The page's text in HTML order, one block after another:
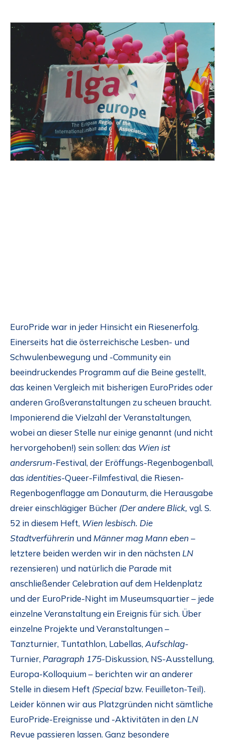
EuroPride war in jeder Hinsicht ein Riesenerfolg.
Einerseits hat die österreichische Lesben- und
Schwulenbewegung und -Community ein
beeindruckendes Programm auf die Beine gestellt,
das keinen Vergleich mit bisherigen EuroPrides oder
anderen Großveranstaltungen zu scheuen braucht.
Imponierend die Vielzahl der Veranstaltungen,
wobei an dieser Stelle nur einige genannt (und nicht
hervorgehoben!) sein sollen: das Wien ist
andersrum-Festival, der Eröffungs-Regenbogenball,
das identities-Queer-Filmfestival, die Riesen-
Regenbogenflagge am Donauturm, die Herausgabe
dreier einschlägiger Bücher (Der andere Blick, vgl. S.
52 in diesem Heft, Wien lesbisch. Die
Stadtverführerin und Männer mag Mann eben –
letztere beiden werden wir in den nächsten LN
rezensieren) und natürlich die Parade mit
anschließender Celebration auf dem Heldenplatz
und der EuroPride-Night im Museumsquartier – jede
einzelne Veranstaltung ein Ereignis für sich. Über
einzelne Projekte und Veranstaltungen –
Tanzturnier, Tuntathlon, Labellas, Aufschlag-
Turnier, Paragraph 175-Diskussion, NS-Ausstellung,
Europa-Kolloquium – berichten wir an anderer
Stelle in diesem Heft (Special bzw. Feuilleton-Teil).
Leider können wir aus Platzgründen nicht sämtliche
EuroPride-Ereignisse und -Aktivitäten in den LN
Revue passieren lassen. Ganz besondere